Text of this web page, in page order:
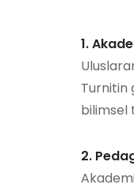
1.
Turnitin
bilimsel
2.